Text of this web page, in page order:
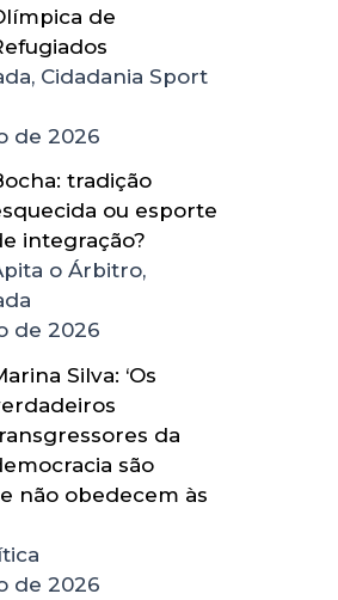
de
Cidadania Sport
de 2026
tradição
ou esporte
integração?
o Árbitro,
de 2026
Silva: ‘Os
da
são
não obedecem às
de 2026